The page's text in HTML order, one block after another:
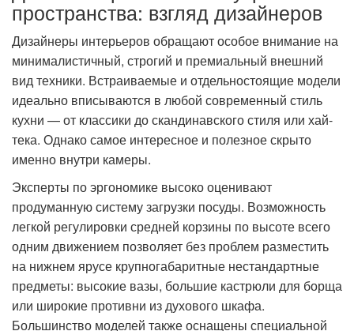
пространства: взгляд дизайнеров
Дизайнеры интерьеров обращают особое внимание на
минималистичный, строгий и премиальный внешний
вид техники. Встраиваемые и отдельностоящие модели
идеально вписываются в любой современный стиль
кухни — от классики до скандинавского стиля или хай-
тека. Однако самое интересное и полезное скрыто
именно внутри камеры.
Эксперты по эргономике высоко оценивают
продуманную систему загрузки посуды. Возможность
легкой регулировки средней корзины по высоте всего
одним движением позволяет без проблем разместить
на нижнем ярусе крупногабаритные нестандартные
предметы: высокие вазы, большие кастрюли для борща
или широкие противни из духового шкафа.
Большинство моделей также оснащены специальной